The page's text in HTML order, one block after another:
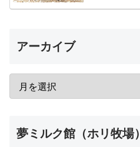
アーカイブ
夢ミルク館（ホリ牧場）